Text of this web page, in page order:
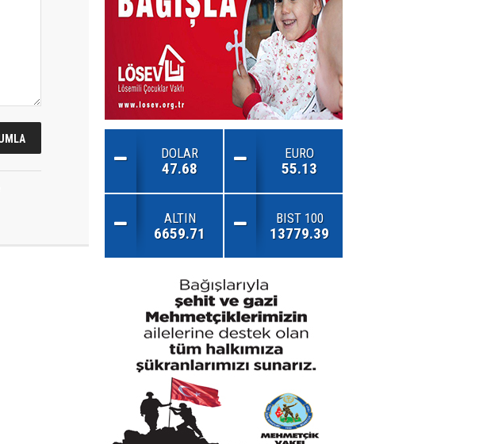
DOLAR
47.68
EURO
55.13
ALTIN
6659.71
BIST 100
13779.39